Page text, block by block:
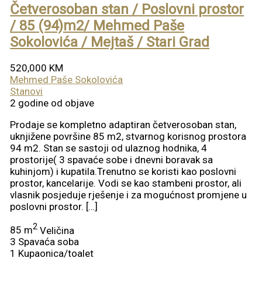
Četverosoban stan / Poslovni prostor
/ 85 (94)m2/ Mehmed Paše
Sokolovića / Mejtaš / Stari Grad
520,000 KM
Mehmed Paše Sokolovića
Stanovi
2 godine od objave
Prodaje se kompletno adaptiran četverosoban stan,
uknjižene površine 85 m2, stvarnog korisnog prostora
94 m2. Stan se sastoji od ulaznog hodnika, 4
prostorije( 3 spavaće sobe i dnevni boravak sa
kuhinjom) i kupatila.Trenutno se koristi kao poslovni
prostor, kancelarije. Vodi se kao stambeni prostor, ali
vlasnik posjeduje rješenje i za mogućnost promjene u
poslovni prostor. […]
85 m2 Veličina
3 Spavaća soba
1 Kupaonica/toalet